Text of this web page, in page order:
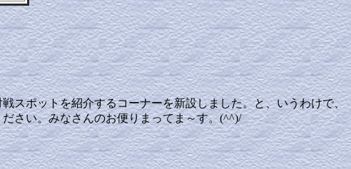
スポットを紹介するコーナーを新設しました。と、いうわけで、
さい。みなさんのお便りまってま～す。(^^)/